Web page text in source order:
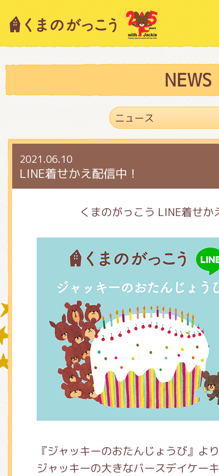
NEWS
2021.06.10
LINE着せかえ配信中！
くまのがっこう LINE着せかえ
『ジャッキーのおたんじょうび』より
ジャッキーの大きなバースデイケー
キャラクター紹介
スタッフブログ
絵本・作家紹介
ショップインフォメーション
グッズインフォメーション
ミュージカル・コンサート
おたのしみコンテンツ(クイズ・
チア ジャッキーズ！
くまのがっこう しょくいんしつ